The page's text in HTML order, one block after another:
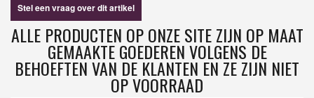
Stel een vraag over dit artikel
ALLE PRODUCTEN OP ONZE SITE ZIJN OP MAAT
GEMAAKTE GOEDEREN VOLGENS DE
BEHOEFTEN VAN DE KLANTEN EN ZE ZIJN NIET
OP VOORRAAD